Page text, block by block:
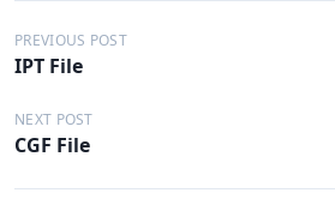
Đ
i
ề
u
h
PREVIOUS POST
IPT File
NEXT POST
CGF File